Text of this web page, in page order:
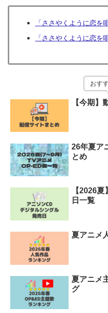
「ささやくように恋を
「ささやくように恋を
おす
【今期】
26年夏ア
とめ
【2026
日一覧
夏アニメ
夏アニメ
グ